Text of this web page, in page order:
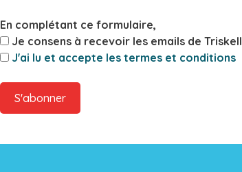
En complétant ce formulaire,
Je consens à recevoir les emails de Triskell
J'ai lu et accepte les termes et conditions